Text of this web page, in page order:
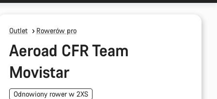
Outlet Rowerów pro
Aeroad CFR Team
Movistar
Odnowiony rower w 2XS